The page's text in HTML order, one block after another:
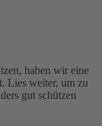
haben wir eine
Lies weiter, um zu
gut schützen